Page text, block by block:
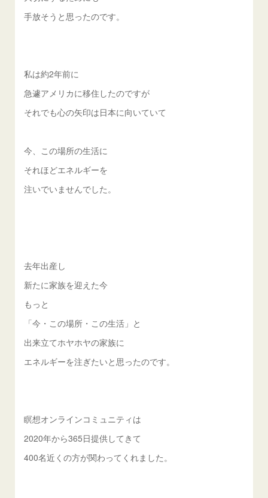
手放そうと思ったのです。
私は約2年前に
急遽アメリカに移住したのですが
それでも心の矢印は日本に向いていて
今、この場所の生活に
それほどエネルギーを
注いでいませんでした。
去年出産し
新たに家族を迎えた今
もっと
「今・この場所・この生活」と
出来立てホヤホヤの家族に
エネルギーを注ぎたいと思ったのです。
瞑想オンラインコミュニティは
2020年から365日提供してきて
400名近くの方が関わってくれました。